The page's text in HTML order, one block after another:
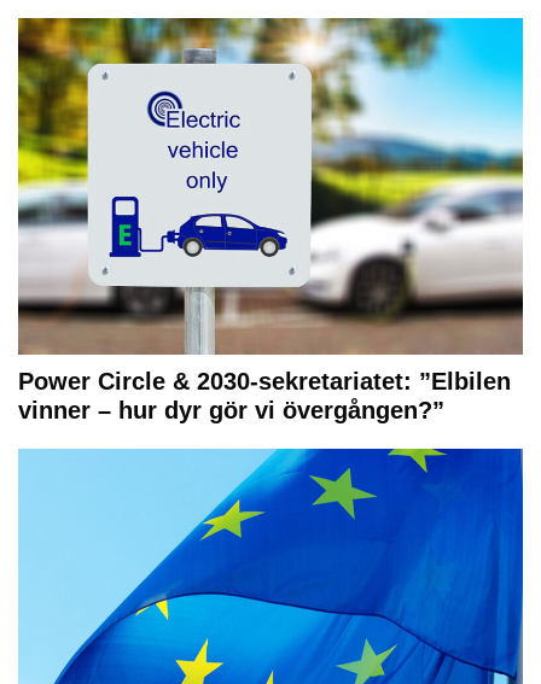
Power Circle & 2030-sekretariatet: ”Elbilen
vinner – hur dyr gör vi övergången?”